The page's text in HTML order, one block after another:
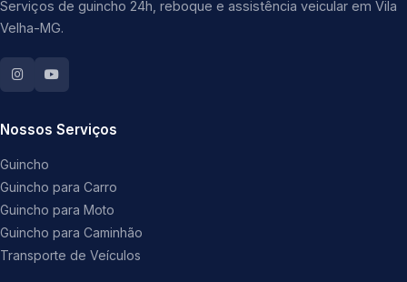
Serviços de guincho 24h, reboque e assistência veicular em Vila
Velha-MG.
Nossos Serviços
Guincho
Guincho para Carro
Guincho para Moto
Guincho para Caminhão
Transporte de Veículos